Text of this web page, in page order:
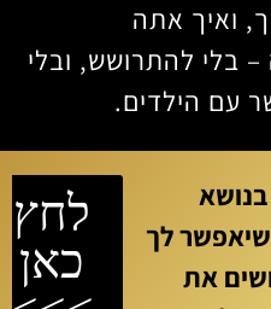
ואיך אתה
בלי להתרושש, ובלי
עם הילדים.
שיאפשר לך
את
לחץ
כאן